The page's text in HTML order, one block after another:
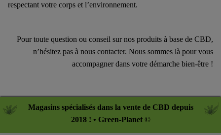
respectant votre corps et l’environnement.
Pour toute question ou conseil sur nos produits à base de CBD,
n’hésitez pas à nous contacter. Nous sommes là pour vous
accompagner dans votre démarche bien-être !
Magasins spécialisés dans la vente de CBD depuis
2018 ! • Green-Planet ©